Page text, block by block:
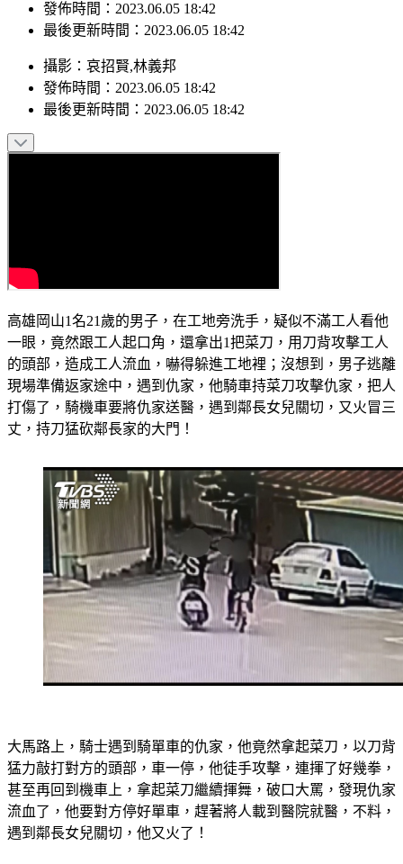
發佈時間：2023.06.05 18:42
最後更新時間：2023.06.05 18:42
攝影 ： 哀招賢,林義邦
發佈時間： 2023.06.05 18:42
最後更新時間： 2023.06.05 18:42
高雄岡山1名21歲的男子，在工地旁洗手，疑似不滿工人看他
一眼，竟然跟工人起口角，還拿出1把菜刀，用刀背攻擊工人
的頭部，造成工人流血，嚇得躲進工地裡；沒想到，男子逃離
現場準備返家途中，遇到仇家，他騎車持菜刀攻擊仇家，把人
打傷了，騎機車要將仇家送醫，遇到鄰長女兒關切，又火冒三
丈，持刀猛砍鄰長家的大門！
大馬路上，騎士遇到騎單車的仇家，他竟然拿起菜刀，以刀背
猛力敲打對方的頭部，車一停，他徒手攻擊，連揮了好幾拳，
甚至再回到機車上，拿起菜刀繼續揮舞，破口大罵，發現仇家
流血了，他要對方停好單車，趕著將人載到醫院就醫，不料，
遇到鄰長女兒關切，他又火了！